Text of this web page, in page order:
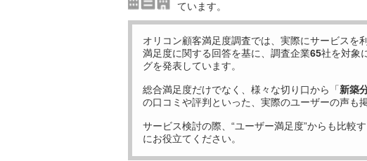
ています。
オリコン顧客満足度調査では、実際にサービスを
満足度に関する回答を基に、調査企業65社を対象
グを発表しています。
総合満足度だけでなく、様々な切り口から「新築
の口コミや評判といった、実際のユーザーの声も
サービス検討の際、“ユーザー満足度”からも比較
にお役立てください。